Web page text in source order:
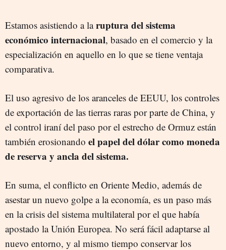
Estamos asistiendo a laruptura del sistema
económico internacional, basado en el comercio y la
especialización en aquello en lo que se tiene ventaja
comparativa.
El uso agresivo de los aranceles de EEUU, los controles
de exportación de las tierras raras por parte de China, y
el control iraní del paso por el estrecho de Ormuz están
también erosionando el papel del dólar como moneda
de reserva y ancla del sistema.
En suma, el conflicto en Oriente Medio, además de
asestar un nuevo golpe a la economía, es un paso más
en la crisis del sistema multilateral por el que había
apostado la Unión Europea. No será fácil adaptarse al
nuevo entorno, y al mismo tiempo conservar los